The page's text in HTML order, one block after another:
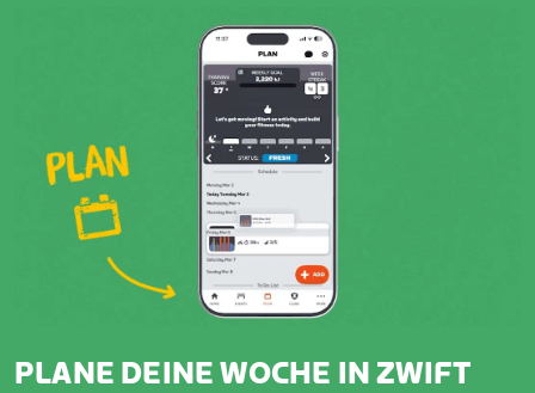
PLANE DEINE WOCHE IN ZWIFT